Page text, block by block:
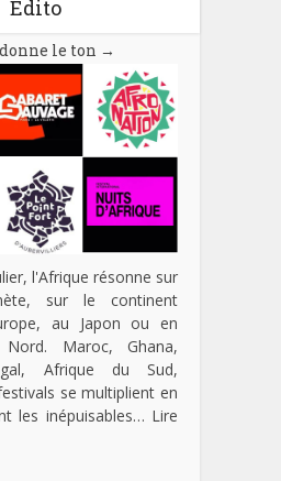
Edito
le ton →
l'Afrique résonne sur
sur le continent
au Japon ou en
Maroc, Ghana,
Afrique du Sud,
se multiplient en
les inépuisables… Lire